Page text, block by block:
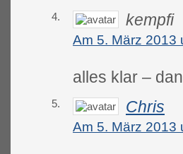
4. kempfi
Am 5. März 2013
alles klar –
5. Chris
Am 5. März 2013